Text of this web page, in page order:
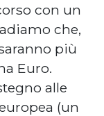
con un
che,
più
Euro.
alle
(un